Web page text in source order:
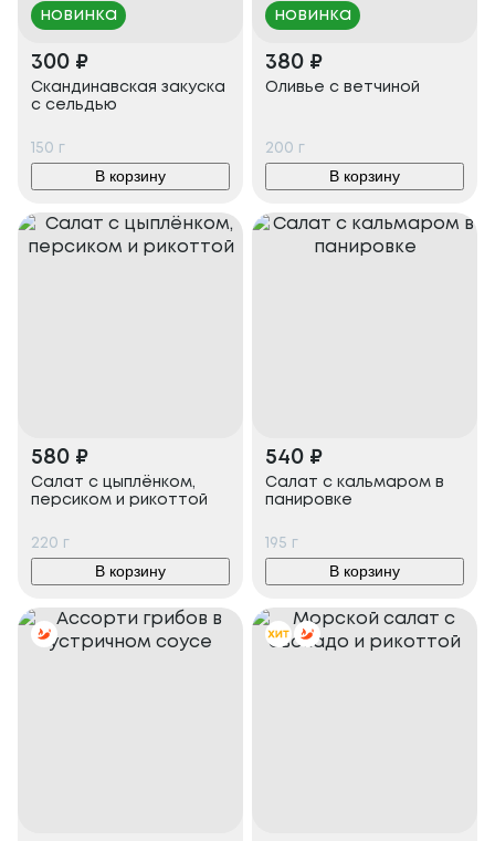
новинка
300 ₽
Скандинавская закуска
с сельдью
150 г
В корзину
новинка
380 ₽
Оливье с ветчиной
200 г
В корзину
580 ₽
Салат с цыплёнком,
персиком и рикоттой
220 г
В корзину
540 ₽
Салат с кальмаром в
панировке
195 г
В корзину